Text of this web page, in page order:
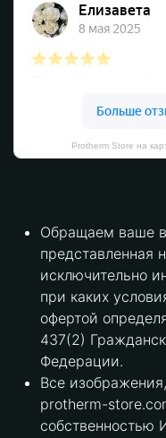
Protherm Store на
Обращаем ваше
представленная
исключительно
при каких
офертой
437(2)
Федерации.
Все
protherm-
собственностью